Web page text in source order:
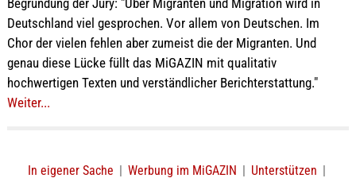
Begründung der Jury: "Über Migranten und Migration wird in
Deutschland viel gesprochen. Vor allem von Deutschen. Im
Chor der vielen fehlen aber zumeist die der Migranten. Und
genau diese Lücke füllt das MiGAZIN mit qualitativ
hochwertigen Texten und verständlicher Berichterstattung."
Weiter...
In eigener Sache | Werbung im MiGAZIN | Unterstützen |